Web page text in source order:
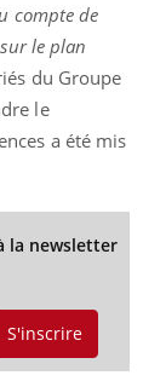
compte de
le plan
du Groupe
le
a été mis
la newsletter
S'inscrire